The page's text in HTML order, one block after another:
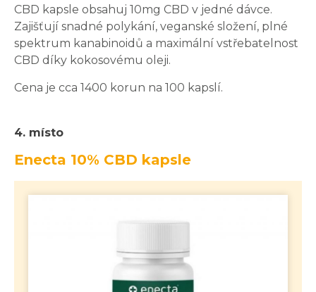
CBD kapsle obsahuj 10mg CBD v jedné dávce.
Zajišťují snadné polykání, veganské složení, plné
spektrum kanabinoidů a maximální vstřebatelnost
CBD díky kokosovému oleji.
Cena je cca 1400 korun na 100 kapslí.
4. místo
Enecta 10% CBD kapsle